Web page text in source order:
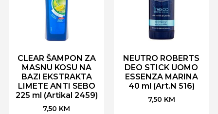
CLEAR ŠAMPON ZA
MASNU KOSU NA
BAZI EKSTRAKTA
LIMETE ANTI SEBO
225 ml (Artikal 2459)
7,50 KM
NEUTRO ROBERTS
DEO STICK UOMO
ESSENZA MARINA
40 ml (Art.N 516)
7,50 KM